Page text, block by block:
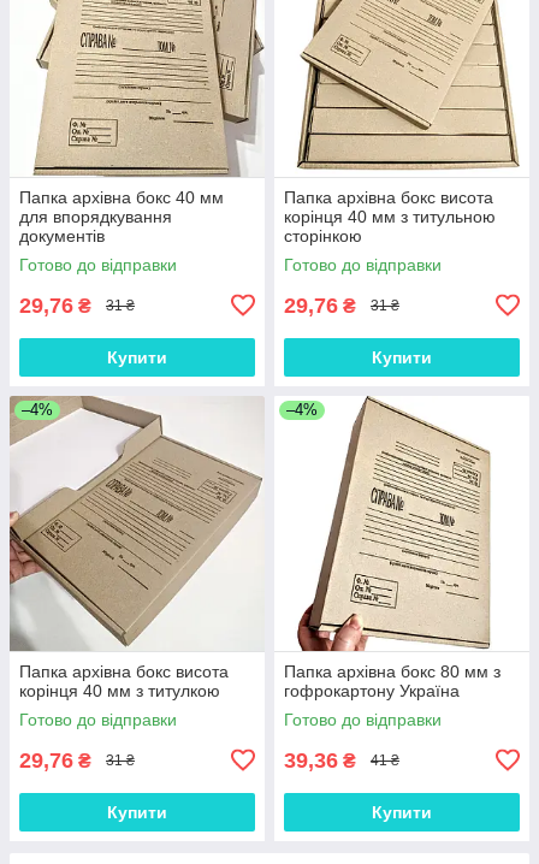
Папка архівна бокс 40 мм
для впорядкування
документів
Готово до відправки
29,76 ₴ 31 ₴
Купити
Папка архівна бокс висота
корінця 40 мм з титульною
сторінкою
Готово до відправки
29,76 ₴ 31 ₴
Купити
–4%
Папка архівна бокс висота
корінця 40 мм з титулкою
Готово до відправки
29,76 ₴ 31 ₴
Купити
–4%
Папка архівна бокс 80 мм з
гофрокартону Україна
Готово до відправки
39,36 ₴ 41 ₴
Купити